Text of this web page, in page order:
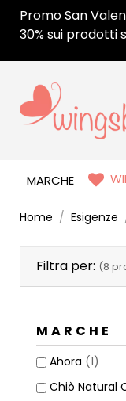
Promo San
30% sui prodotti
MARCHE
Home Esigenze
Filtra per: (8
MARCHE
Ahora (1)
Chiò Natural